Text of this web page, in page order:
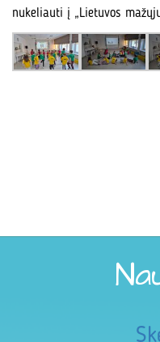
nukeliauti į „Lietuvos